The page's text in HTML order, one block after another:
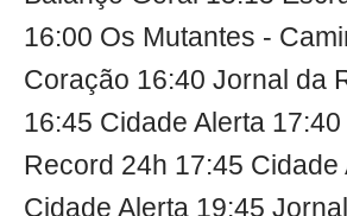
16:00 Os Mutantes -
Coração 16:40 Jornal da
16:45 Cidade Alerta
Record 24h 17:45 Cidade
Cidade Alerta 19:45